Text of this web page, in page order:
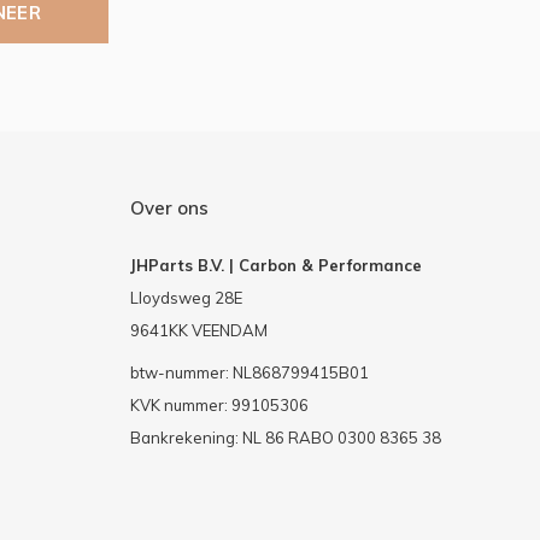
Over ons
JHParts B.V. | Carbon & Performance
Lloydsweg 28E
9641KK VEENDAM
btw-nummer: NL868799415B01
KVK nummer: 99105306
Bankrekening: NL 86 RABO 0300 8365 38